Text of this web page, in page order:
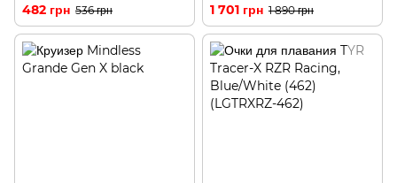
482 грн 536 грн 1 701 грн 1 890 грн